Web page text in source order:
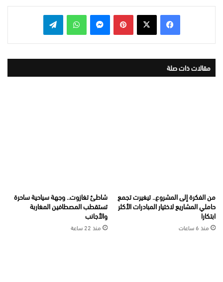
بينتيريست واتساب
مقالات ذات صلة
من الفكرة إلى المشروع.. تيغيرت تجمع
حاملي المشاريع لاختيار المبادرات الأكثر
ابتكارا
منذ 6 ساعات
شاطئ تغازوت.. وجهة سياحية ساحرة
تستقطب المصطافين المغاربة
والأجانب
منذ 22 ساعة